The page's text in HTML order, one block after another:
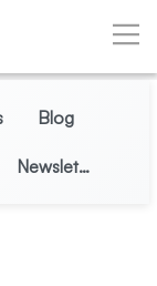
Blog
Newsletter